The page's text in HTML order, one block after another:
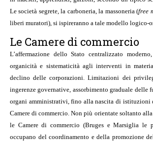
Le società segrete, la carboneria, la massoneria (free
liberi muratori), si ispireranno a tale modello logico-
Le Camere di commercio
L’affermazione dello Stato centralizzato
organicità e sistematicità agli interventi in
declino delle corporazioni. Limitazioni dei
ingerenze governative, assorbimento graduale delle
organi amministrativi, fino alla nascita di istituzioni
Camere di commercio. Non più orientate soltanto
le Camere di commercio (Bruges e Marsiglia le
occupano del coordinamento e della promozione